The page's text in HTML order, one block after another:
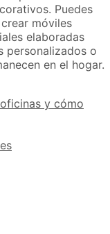
Puedes
móviles
elaboradas
personalizados o
en el hogar.
y cómo